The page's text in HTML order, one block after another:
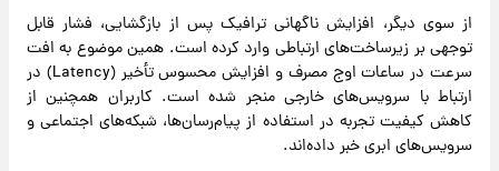
از سوی دیگر، افزایش ناگهانی ترافیک پس از بازگشایی، فشار قابل
توجهی بر زیرساخت‌های ارتباطی وارد کرده است. همین موضوع به افت
سرعت در ساعات اوج مصرف و افزایش محسوس تأخیر (Latency) در
ارتباط با سرویس‌های خارجی منجر شده است. کاربران همچنین از
کاهش کیفیت تجربه در استفاده از پیام‌رسان‌ها، شبکه‌های اجتماعی و
سرویس‌های ابری خبر داده‌اند.